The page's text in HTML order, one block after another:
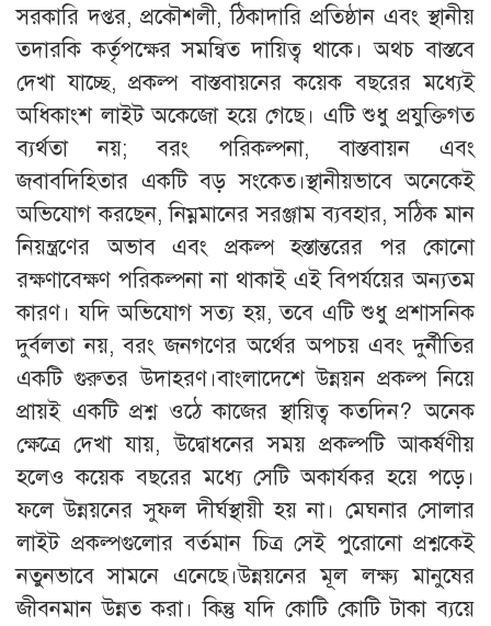
সরকারি দপ্তর, প্রকৌশলী, ঠিকাদারি প্রতিষ্ঠান এবং স্থানীয়
তদারকি কর্তৃপক্ষের সমন্বিত দায়িত্ব থাকে। অথচ বাস্তবে
দেখা যাচ্ছে, প্রকল্প বাস্তবায়নের কয়েক বছরের মধ্যেই
অধিকাংশ লাইট অকেজো হয়ে গেছে। এটি শুধু প্রযুক্তিগত
ব্যর্থতা নয়; বরং পরিকল্পনা, বাস্তবায়ন এবং
জবাবদিহিতার একটি বড় সংকেত।স্থানীয়ভাবে অনেকেই
অভিযোগ করছেন, নিম্নমানের সরঞ্জাম ব্যবহার, সঠিক মান
নিয়ন্ত্রণের অভাব এবং প্রকল্প হস্তান্তরের পর কোনো
রক্ষণাবেক্ষণ পরিকল্পনা না থাকাই এই বিপর্যয়ের অন্যতম
কারণ। যদি অভিযোগ সত্য হয়, তবে এটি শুধু প্রশাসনিক
দুর্বলতা নয়, বরং জনগণের অর্থের অপচয় এবং দুর্নীতির
একটি গুরুতর উদাহরণ।বাংলাদেশে উন্নয়ন প্রকল্প নিয়ে
প্রায়ই একটি প্রশ্ন ওঠে কাজের স্থায়িত্ব কতদিন? অনেক
ক্ষেত্রে দেখা যায়, উদ্বোধনের সময় প্রকল্পটি আকর্ষণীয়
হলেও কয়েক বছরের মধ্যে সেটি অকার্যকর হয়ে পড়ে।
ফলে উন্নয়নের সুফল দীর্ঘস্থায়ী হয় না। মেঘনার সোলার
লাইট প্রকল্পগুলোর বর্তমান চিত্র সেই পুরোনো প্রশ্নকেই
নতুনভাবে সামনে এনেছে।উন্নয়নের মূল লক্ষ্য মানুষের
জীবনমান উন্নত করা। কিন্তু যদি কোটি কোটি টাকা ব্যয়ে